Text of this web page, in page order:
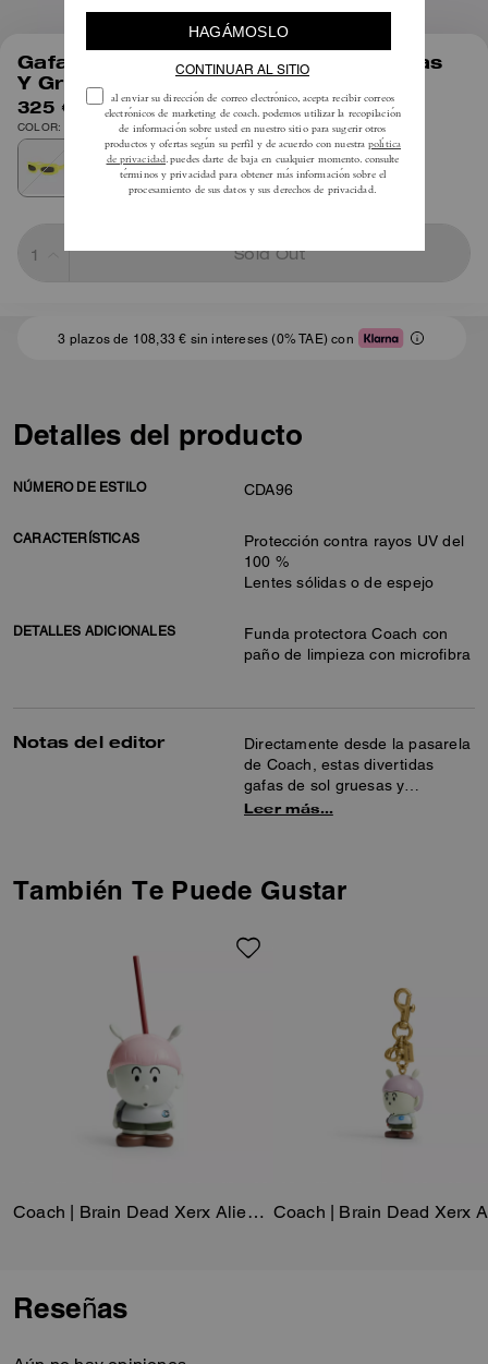
Gafas De Sol Rectangulares Estrechas
Y Gruesas
325 €
COLOR: Amarillo neón
Sold Out
3 plazos de 108,33 € sin intereses (0% TAE) con
Detalles del producto
NÚMERO DE ESTILO CDA96
CARACTERÍSTICAS
Protección contra rayos UV del
100 %
Lentes sólidas o de espejo
DETALLES ADICIONALES
Funda protectora Coach con
paño de limpieza con microfibra
Notas del editor
Directamente desde la pasarela
de Coach, estas divertidas
gafas de sol gruesas y
estrechas cuenta con el detalle
rectangular ofrece una
de espejo.
Leer más…
También Te Puede Gustar
Coach | Brain Dead Xerx Alien Cup With Straw
Reseñas